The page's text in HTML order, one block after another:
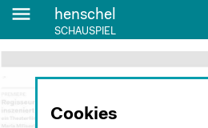
menu henschel
SCHAUSPIEL
Cookies